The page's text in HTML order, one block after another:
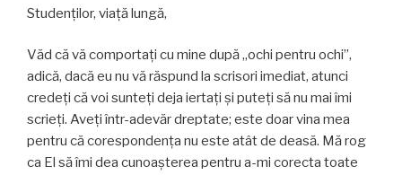
Studenților, viață lungă,
Văd că vă comportați cu mine după „ochi pentru ochi”,
adică, dacă eu nu vă răspund la scrisori imediat, atunci
credeți că voi sunteți deja iertați și puteți să nu mai îmi
scrieți. Aveți într-adevăr dreptate; este doar vina mea
pentru că corespondența nu este atât de deasă. Mă rog
ca El să îmi dea cunoașterea pentru a-mi corecta toate